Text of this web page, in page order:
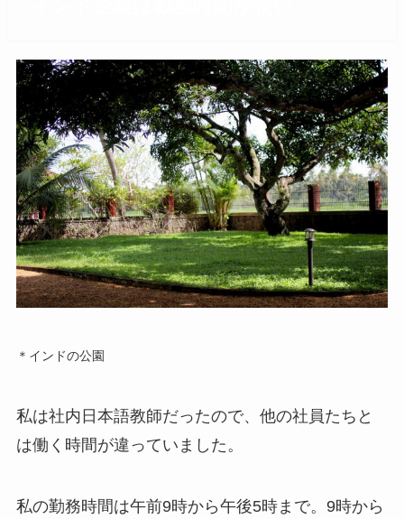
＊インドの公園
私は社内日本語教師だったので、他の社員たちと
は働く時間が違っていました。
私の勤務時間は午前9時から午後5時まで。9時から